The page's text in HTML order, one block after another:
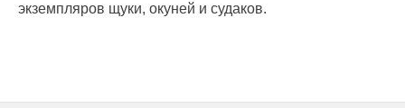
экземпляров щуки, окуней и судаков.